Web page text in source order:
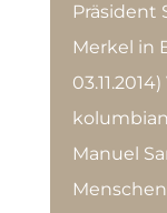
Präsident
Merkel in
Manuel